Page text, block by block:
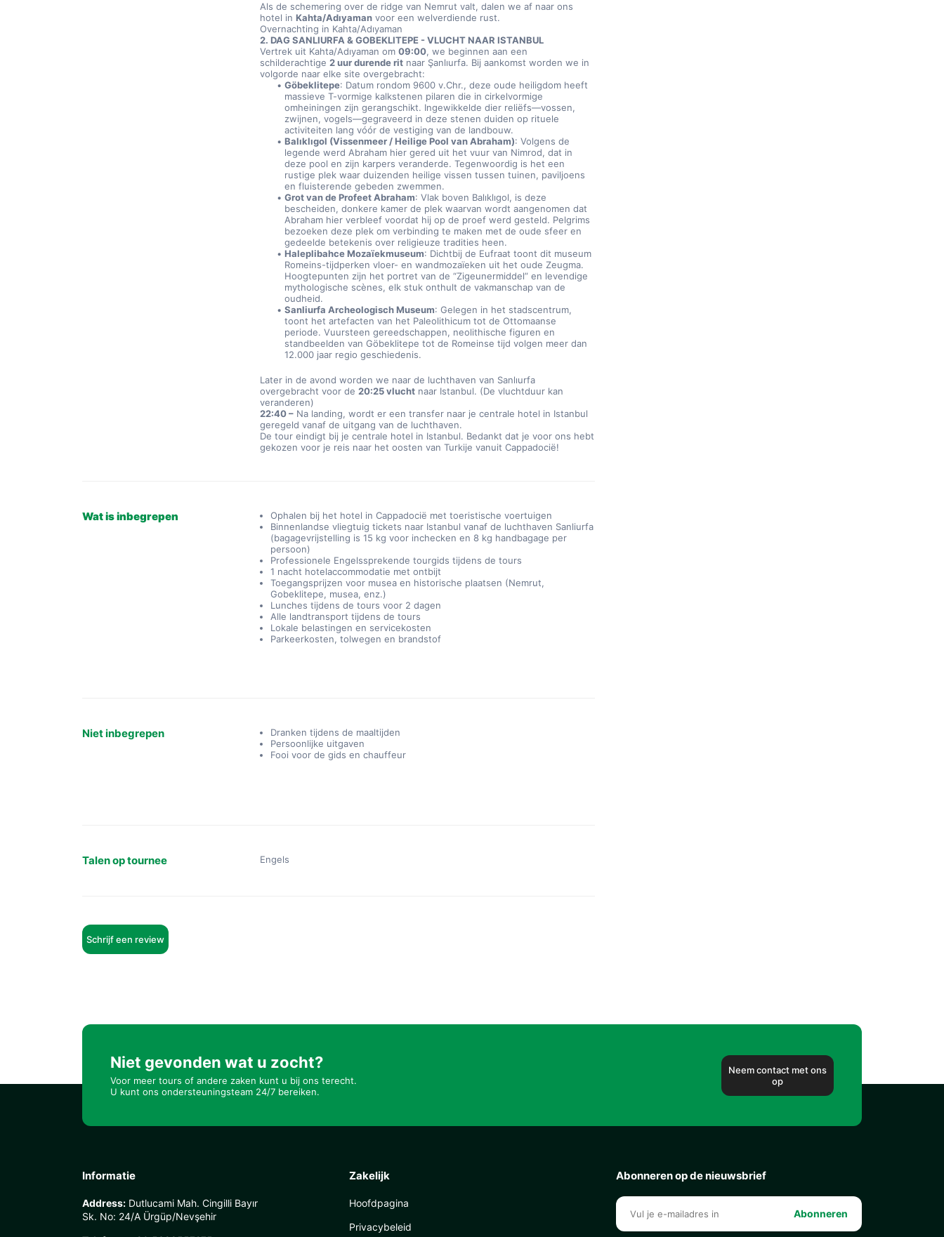
Als de schemering over de ridge van Nemrut valt, dalen we af naar ons
hotel in Kahta/Adıyaman voor een welverdiende rust.
Overnachting in Kahta/Adıyaman
2. DAG SANLIURFA & GOBEKLITEPE - VLUCHT NAAR ISTANBUL
Vertrek uit Kahta/Adıyaman om 09:00, we beginnen aan een
schilderachtige 2 uur durende rit naar Şanlıurfa. Bij aankomst worden we in
volgorde naar elke site overgebracht:
Göbeklitepe: Datum rondom 9600 v.Chr., deze oude heiligdom heeft
massieve T-vormige kalkstenen pilaren die in cirkelvormige
omheiningen zijn gerangschikt. Ingewikkelde dier reliëfs—vossen,
zwijnen, vogels—gegraveerd in deze stenen duiden op rituele
activiteiten lang vóór de vestiging van de landbouw.
Balıklıgol (Vissenmeer / Heilige Pool van Abraham): Volgens de
legende werd Abraham hier gered uit het vuur van Nimrod, dat in
deze pool en zijn karpers veranderde. Tegenwoordig is het een
rustige plek waar duizenden heilige vissen tussen tuinen, paviljoens
en fluisterende gebeden zwemmen.
Grot van de Profeet Abraham: Vlak boven Balıklıgol, is deze
bescheiden, donkere kamer de plek waarvan wordt aangenomen dat
Abraham hier verbleef voordat hij op de proef werd gesteld. Pelgrims
bezoeken deze plek om verbinding te maken met de oude sfeer en
gedeelde betekenis over religieuze tradities heen.
Haleplibahce Mozaïekmuseum: Dichtbij de Eufraat toont dit museum
Romeins-tijdperken vloer- en wandmozaïeken uit het oude Zeugma.
Hoogtepunten zijn het portret van de “Zigeunermiddel” en levendige
mythologische scènes, elk stuk onthult de vakmanschap van de
oudheid.
Sanliurfa Archeologisch Museum: Gelegen in het stadscentrum,
toont het artefacten van het Paleolithicum tot de Ottomaanse
periode. Vuursteen gereedschappen, neolithische figuren en
standbeelden van Göbeklitepe tot de Romeinse tijd volgen meer dan
12.000 jaar regio geschiedenis.
Later in de avond worden we naar de luchthaven van Sanlıurfa
overgebracht voor de 20:25 vlucht naar Istanbul. (De vluchtduur kan
veranderen)
22:40 – Na landing, wordt er een transfer naar je centrale hotel in Istanbul
geregeld vanaf de uitgang van de luchthaven.
De tour eindigt bij je centrale hotel in Istanbul. Bedankt dat je voor ons hebt
gekozen voor je reis naar het oosten van Turkije vanuit Cappadocië!
Wat is inbegrepen
Ophalen bij het hotel in Cappadocië met toeristische voertuigen
Binnenlandse vliegtuig tickets naar Istanbul vanaf de luchthaven Sanliurfa
(bagagevrijstelling is 15 kg voor inchecken en 8 kg handbagage per
persoon)
Professionele Engelssprekende tourgids tijdens de tours
1 nacht hotelaccommodatie met ontbijt
Toegangsprijzen voor musea en historische plaatsen (Nemrut,
Gobeklitepe, musea, enz.)
Lunches tijdens de tours voor 2 dagen
Alle landtransport tijdens de tours
Lokale belastingen en servicekosten
Parkeerkosten, tolwegen en brandstof
Niet inbegrepen
Dranken tijdens de maaltijden
Persoonlijke uitgaven
Fooi voor de gids en chauffeur
Talen op tournee Engels
Schrijf een review
Niet gevonden wat u zocht?
Voor meer tours of andere zaken kunt u bij ons terecht.
U kunt ons ondersteuningsteam 24/7 bereiken.
Neem contact met ons
op
Informatie
Address: Dutlucami Mah. Cingilli Bayır
Sk. No: 24/A Ürgüp/Nevşehir
Zakelijk
Hoofdpagina
Privacybeleid
Abonneren op de nieuwsbrief
Abonneren